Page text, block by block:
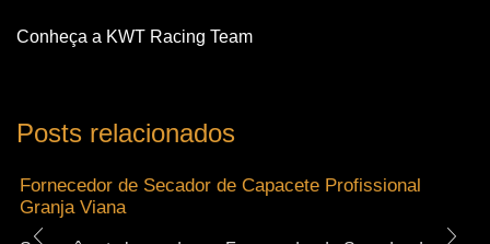
Conheça a KWT Racing Team
Posts relacionados
Fornecedor de Secador de Capacete Profissional
Granja Viana